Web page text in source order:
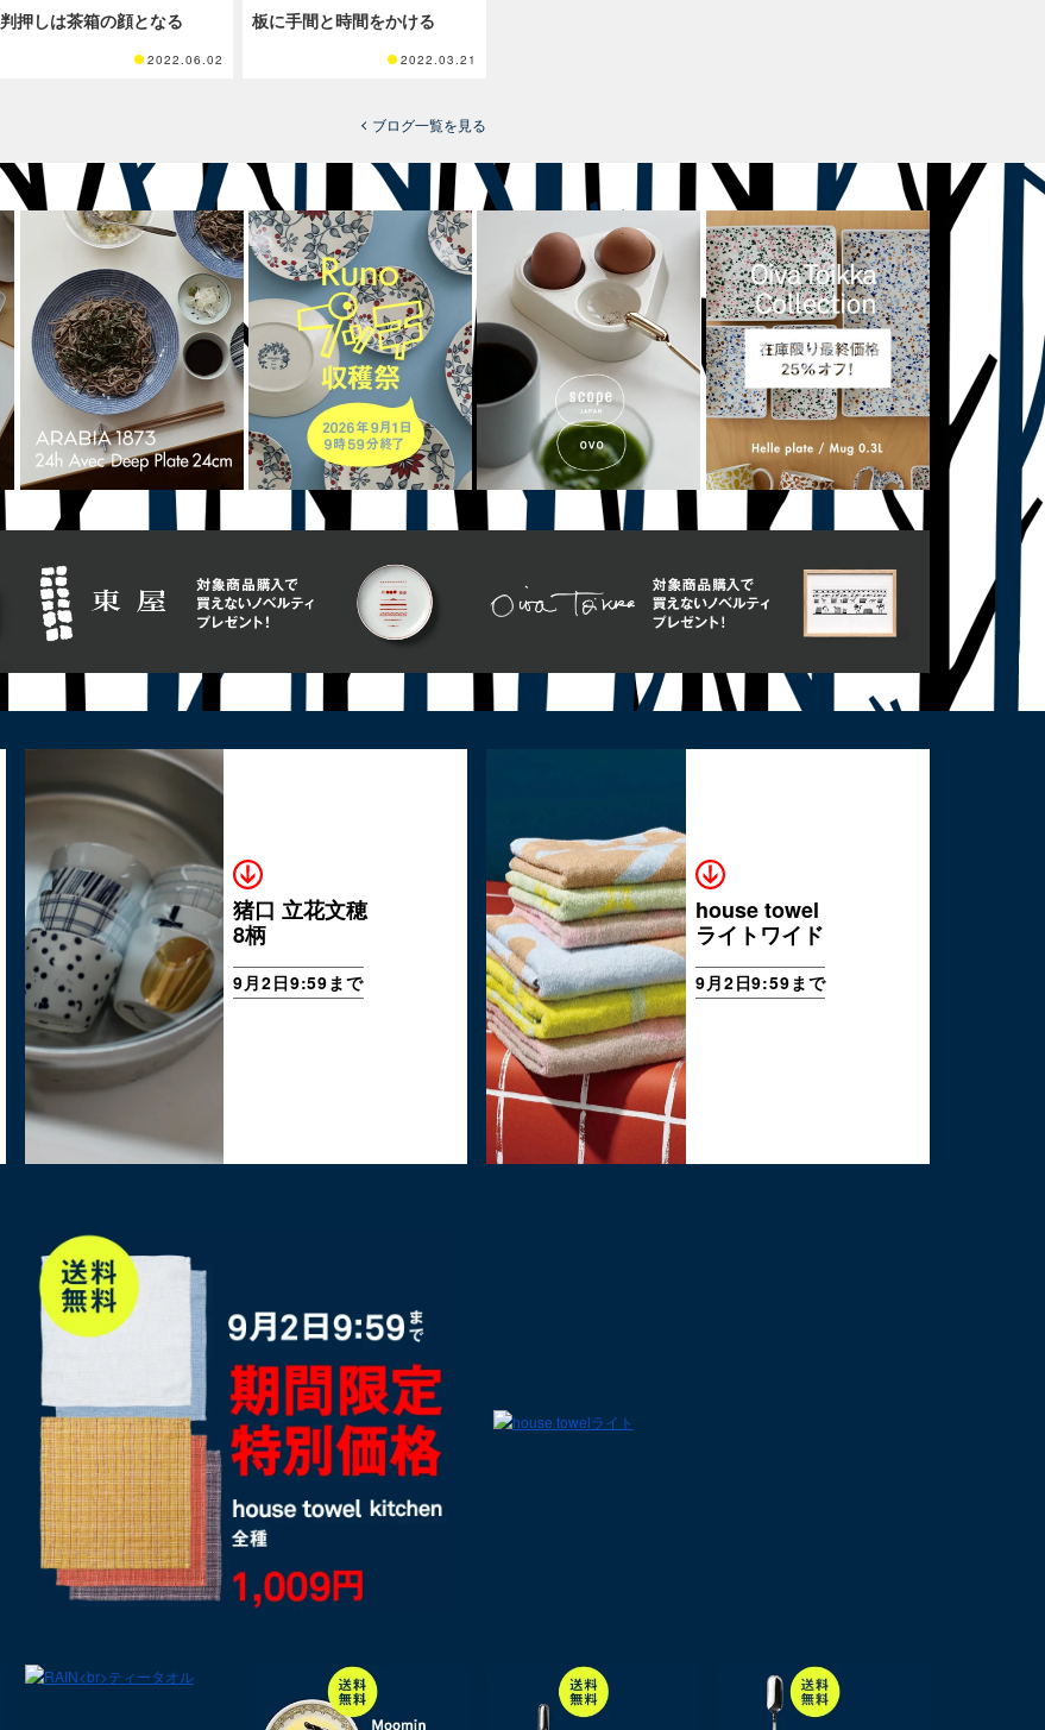
判押しは茶箱の顔となる
2022.06.02
板に手間と時間をかける
2022.03.21
ブログ一覧を見る
猪口 立花文穂
8柄
9月2日9:59まで
house towel
ライトワイド
9月2日9:59まで